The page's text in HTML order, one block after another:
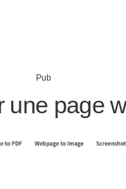
Pub
une page